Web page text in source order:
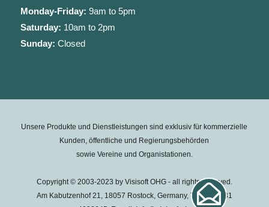
Monday-Friday: 9am to 5pm
Saturday: 10am to 2pm
Sunday: Closed
Unsere Produkte und Dienstleistungen sind exklusiv für kommerzielle
Kunden, öffentliche und Regierungsbehörden
sowie Vereine und Organistationen.
Copyright © 2003-2023 by Visisoft OHG - all rights reserved.
Am Kabutzenhof 21, 18057 Rostock, Germany, Tel.: +49 381